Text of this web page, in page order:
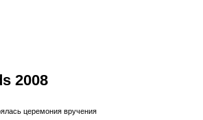
2008
церемония вручения